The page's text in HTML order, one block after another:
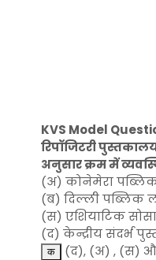
KVS Model
रिपॉजिटरी
अनुसार क्रम में
(अ) कोनेमेरा पब्लिक
(ब) दिल्ली पब्लिक
(स) एशियाटिक
(द) केन्द्रीय संदर्भ
(द), (अ) , (स)